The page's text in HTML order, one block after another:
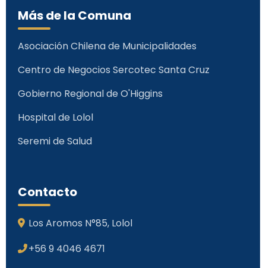
Más de la Comuna
Asociación Chilena de Municipalidades
Centro de Negocios Sercotec Santa Cruz
Gobierno Regional de O'Higgins
Hospital de Lolol
Seremi de Salud
Contacto
Los Aromos N°85, Lolol
+56 9 4046 4671